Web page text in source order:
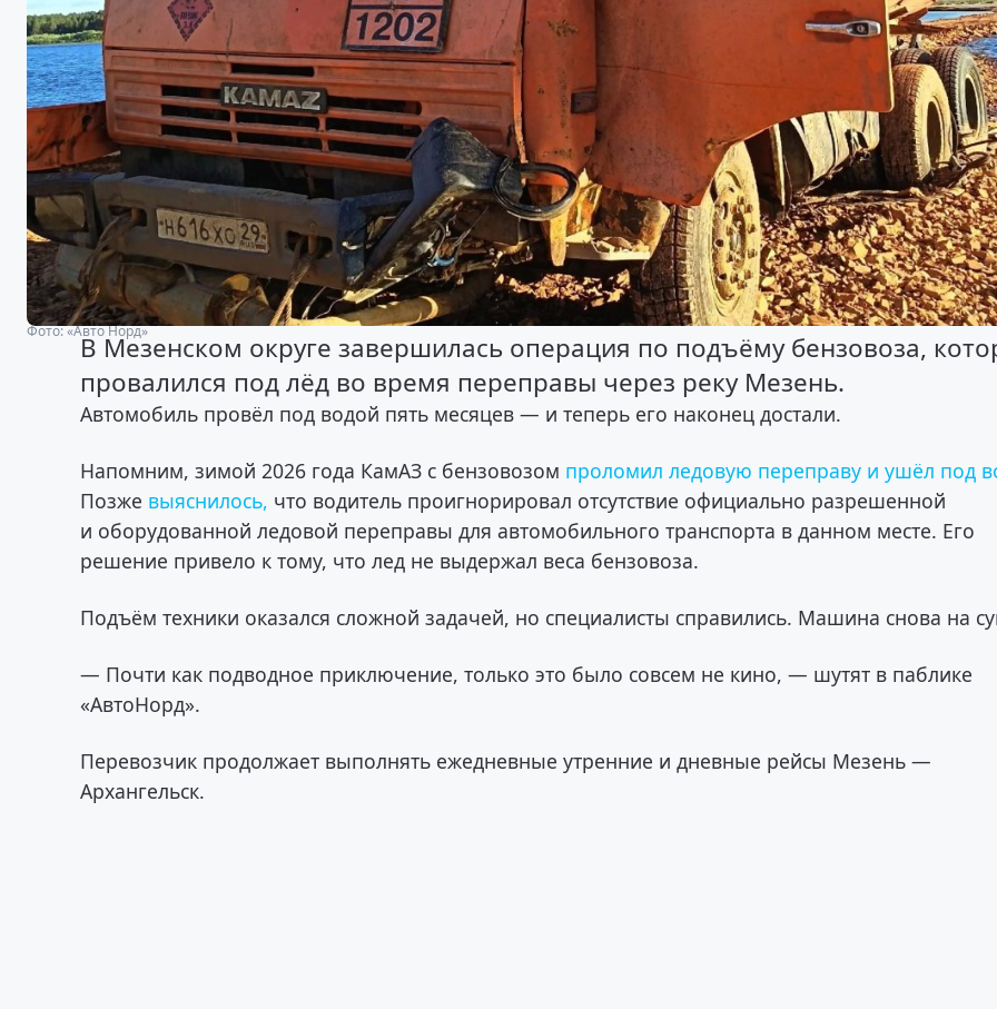
Фото: «Авто Норд»
В Мезенском округе завершилась операция по подъёму бензовоза,
провалился под лёд во время переправы через реку Мезень.
Автомобиль провёл под водой пять месяцев — и теперь его наконец достали.
Напомним, зимой 2026 года КамАЗ с бензовозом проломил ледовую переправу и ушёл под
Позже выяснилось, что водитель проигнорировал отсутствие официально разрешенной
и оборудованной ледовой переправы для автомобильного транспорта в данном месте. Его
решение привело к тому, что лед не выдержал веса бензовоза.
Подъём техники оказался сложной задачей, но специалисты справились. Машина снова на
— Почти как подводное приключение, только это было совсем не кино, — шутят в паблике
«АвтоНорд».
Перевозчик продолжает выполнять ежедневные утренние и дневные рейсы Мезень —
Архангельск.